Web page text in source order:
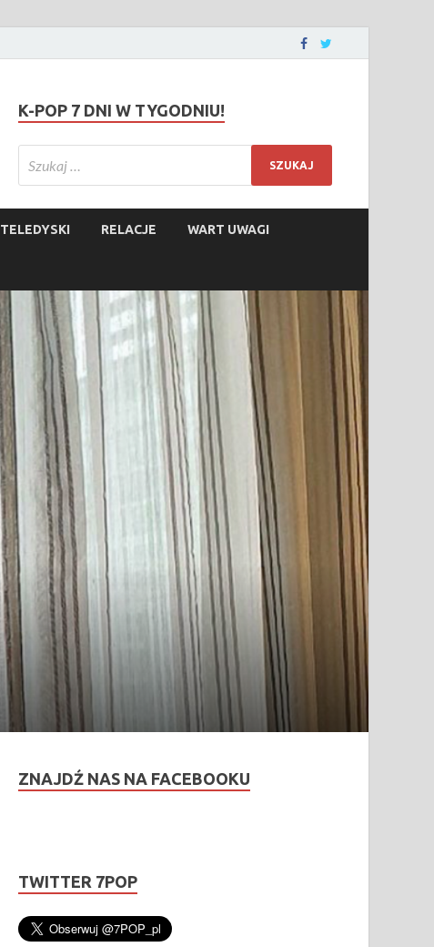
K-POP 7 DNI W TYGODNIU!
TELEDYSKI RELACJE WART UWAGI
ZNAJDŹ NAS NA FACEBOOKU
TWITTER 7POP